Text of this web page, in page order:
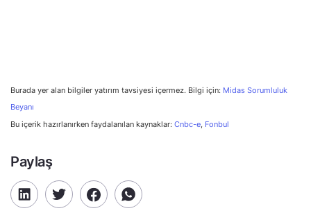
Burada yer alan bilgiler yatırım tavsiyesi içermez. Bilgi için: Midas Sorumluluk
Beyanı
Bu içerik hazırlanırken faydalanılan kaynaklar: Cnbc-e, Fonbul
Paylaş